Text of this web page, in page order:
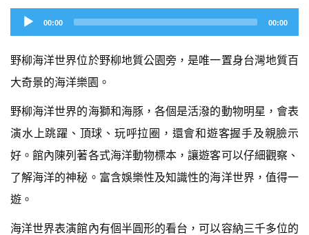
Audio
Player
00:00 00:00
野柳海洋世界位於野柳地質公園旁，是唯一置身台灣地質百
大奇景的海洋樂園。
野柳海洋世界的海獅和海豚，各個是活潑的動物明星，會表
演水上跳躍、頂球、玩呼拉圈，還會和遊客握手及親臉示
好。館內陳列著各式海洋動物標本，讓遊客可以仔細觀察、
了解海洋的神秘。富含娛樂性及知識性的海洋世界，值得一
遊。
海洋世界表演館內有個半圓形的看台，可以容納三千多位的